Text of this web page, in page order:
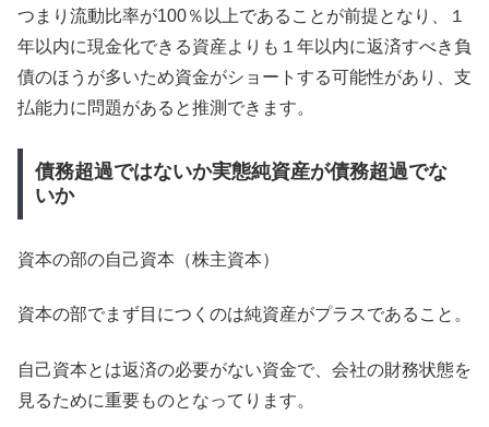
つまり流動比率が100％以上であることが前提となり、１
年以内に現金化できる資産よりも１年以内に返済すべき負
債のほうが多いため資金がショートする可能性があり、支
払能力に問題があると推測できます。
債務超過ではないか実態純資産が債務超過でな
いか
資本の部の自己資本（株主資本）
資本の部でまず目につくのは純資産がプラスであること。
自己資本とは返済の必要がない資金で、会社の財務状態を
見るために重要ものとなってります。